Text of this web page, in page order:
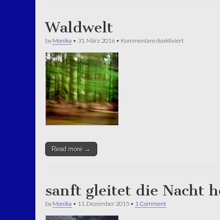
Waldwelt
by Monika • 31. März 2016 • Kommentare deaktiviertfür
Read more →
sanft gleitet die Nacht
by Monika • 11. Dezember 2015 • 1 Comment